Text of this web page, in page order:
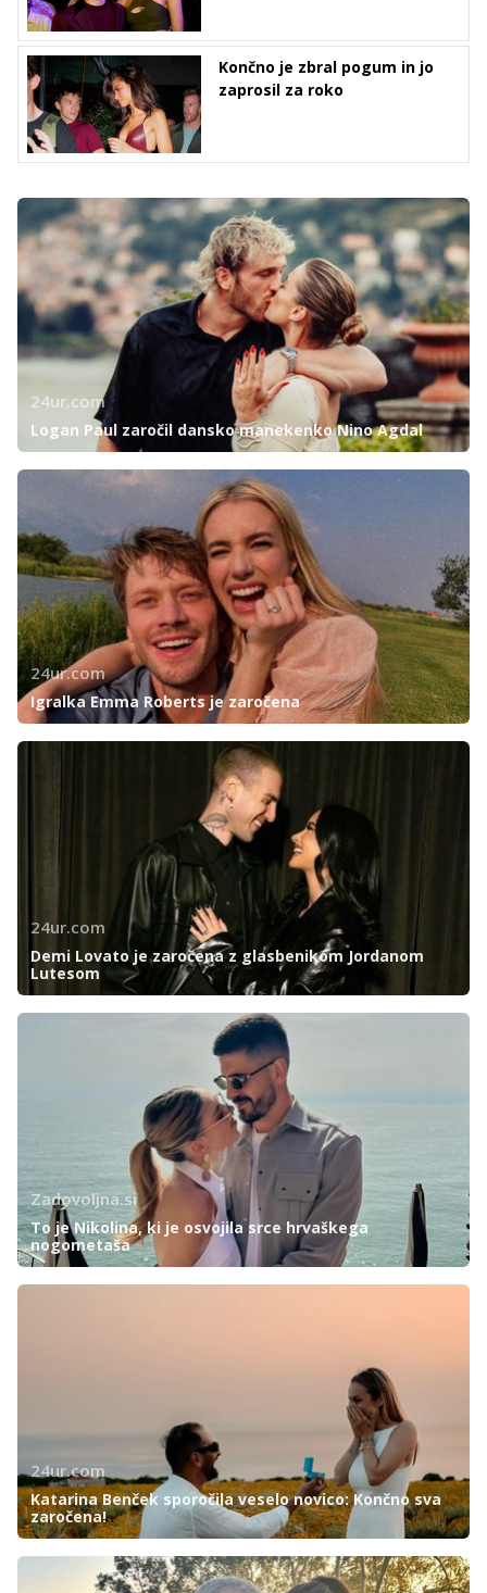
Končno je zbral pogum in jo
zaprosil za roko
24ur.com
Logan Paul zaročil dansko manekenko Nino Agdal
24ur.com
Igralka Emma Roberts je zaročena
24ur.com
Demi Lovato je zaročena z glasbenikom Jordanom
Lutesom
Zadovoljna.si
To je Nikolina, ki je osvojila srce hrvaškega
nogometaša
24ur.com
Katarina Benček sporočila veselo novico: Končno sva
zaročena!